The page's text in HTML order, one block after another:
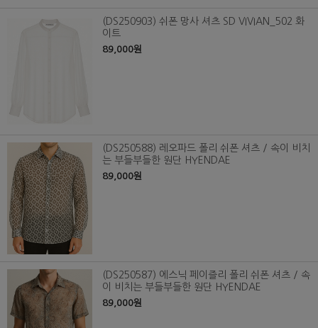
(DS250903) 쉬폰 망사 셔츠 SD VIVIAN_502 화
이트
89,000원
(DS250588) 레오파드 폴리 쉬폰 셔츠 / 속이 비치
는 부들부들한 원단 HYENDAE
89,000원
(DS250587) 에스닉 페이즐리 폴리 쉬폰 셔츠 / 속
이 비치는 부들부들한 원단 HYENDAE
89,000원